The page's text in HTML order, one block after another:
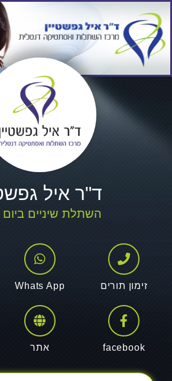
ד"ר איל
השתלת שיניים
זימון תורים Whats App
facebook אתר